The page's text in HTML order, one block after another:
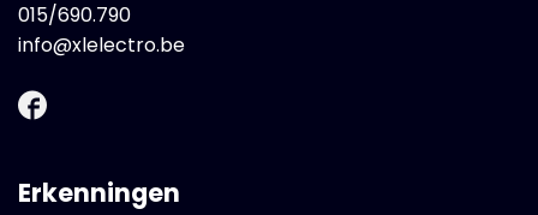
015/690.790
info@xlelectro.be
Erkenningen